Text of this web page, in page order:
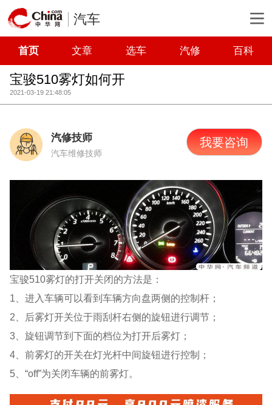
汽车
首页 文章 选车 汽修 百科
宝骏510雾灯如何开
2021-03-19 21:48:05
汽修技师
汽车维修技师
我要咨询
宝骏510雾灯的打开关闭的方法是：
1、进入车辆可以看到车辆方向盘两侧的控制杆；
2、后雾灯开关位于雨刮杆右侧的旋钮进行调节；
3、旋钮调节到下面的档位为打开后雾灯；
4、前雾灯的开关在灯光杆中间旋钮进行控制；
5、“off”为关闭车辆的前雾灯。